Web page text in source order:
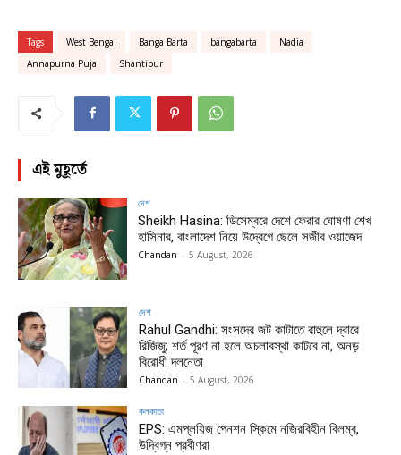
Tags West Bengal Banga Barta bangabarta
Nadia
Annapurna Puja
Shantipur
এই মুহূর্তে
দেশ
Sheikh Hasina: ডিসেম্বরে দেশে ফেরার ঘোষণা শেখ
হাসিনার, বাংলাদেশ নিয়ে উদ্বেগে ছেলে সজীব ওয়াজেদ
Chandan - 5 August, 2026
দেশ
Rahul Gandhi: সংসদের জট কাটাতে রাহুলে দ্বারে
রিজিজু; শর্ত পূরণ না হলে অচলাবস্থা কাটবে না, অনড়
বিরোধী দলনেতা
Chandan - 5 August, 2026
কলকাতা
EPS: এমপ্লয়িজ পেনশন স্কিমে নজিরবিহীন বিলম্ব,
উদ্বিগ্ন প্রবীণরা